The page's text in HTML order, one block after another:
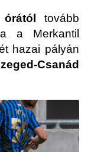
tovább
a Merkantil
hazai pályán
Csanád